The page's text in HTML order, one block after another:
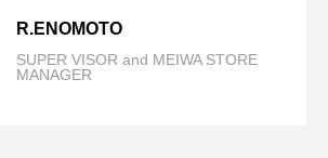
R.ENOMOTO
SUPER VISOR and MEIWA STORE
MANAGER
Melange Twill Curve Pants-CLOCHE